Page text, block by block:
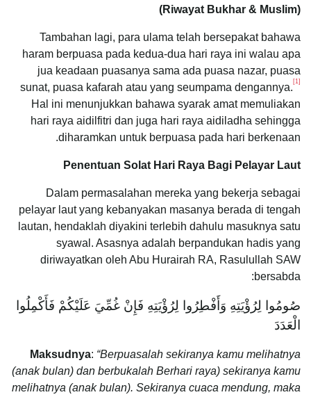
(Riwayat Bukhar & Muslim)
Tambahan lagi, para ulama telah bersepakat bahawa
haram berpuasa pada kedua-dua hari raya ini walau apa
jua keadaan puasanya sama ada puasa nazar, puasa
sunat, puasa kafarah atau yang seumpama dengannya. [1]
Hal ini menunjukkan bahawa syarak amat memuliakan
hari raya aidilfitri dan juga hari raya aidiladha sehingga
diharamkan untuk berpuasa pada hari berkenaan.
Penentuan Solat Hari Raya Bagi Pelayar Laut
Dalam permasalahan mereka yang bekerja sebagai
pelayar laut yang kebanyakan masanya berada di tengah
lautan, hendaklah diyakini terlebih dahulu masuknya satu
syawal. Asasnya adalah berpandukan hadis yang
diriwayatkan oleh Abu Hurairah RA, Rasulullah SAW
bersabda:
صُومُوا لِرُؤْيَتِهِ وَأَفْطِرُوا لِرُؤْيَتِهِ فَإِنْ غُمِّيَ عَلَيْكُمْ فَأَكْمِلُوا
الْعَدَدَ
Maksudnya: “Berpuasalah sekiranya kamu melihatnya
(anak bulan) dan berbukalah Berhari raya) sekiranya kamu
melihatnya (anak bulan). Sekiranya cuaca mendung, maka